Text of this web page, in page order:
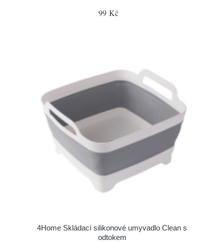
99 Kč
4Home Skládací silikonové umyvadlo Clean s
odtokem